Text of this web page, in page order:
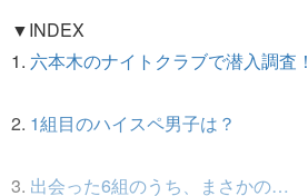
▼INDEX
1. 六本木のナイトクラブで潜入調査！
2. 1組目のハイスペ男子は？
3. 出会った6組のうち、まさかの…